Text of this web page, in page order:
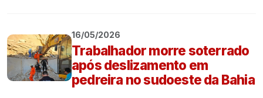
16/05/2026
Trabalhador morre soterrado
após deslizamento em
pedreira no sudoeste da Bahia